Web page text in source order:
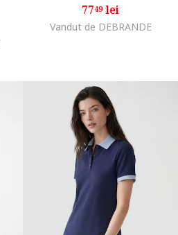
7749lei
Vandut de DEBRANDE